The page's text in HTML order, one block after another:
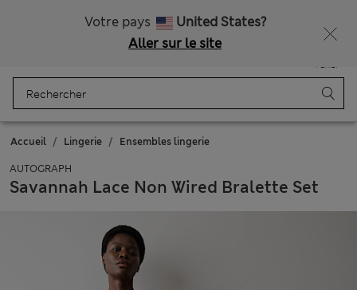
Votre pays
United States?
Aller sur le site
Panier
Accueil Lingerie Ensembles lingerie
AUTOGRAPH
Savannah Lace Non Wired Bralette Set